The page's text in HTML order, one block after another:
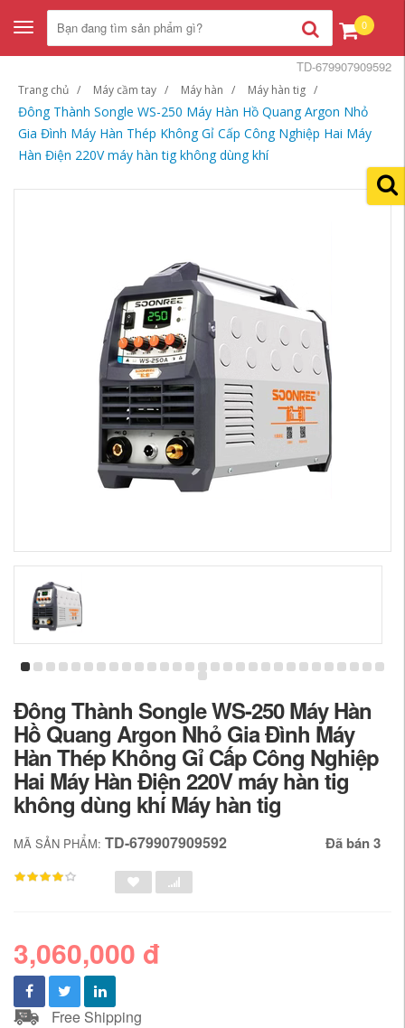
Toggle
navigation
0
Trang chủ Máy cầm tay Máy hàn Máy hàn tig
Đông Thành Songle WS-250 Máy Hàn Hồ Quang Argon Nhỏ
Gia Đình Máy Hàn Thép Không Gỉ Cấp Công Nghiệp Hai Máy
Hàn Điện 220V máy hàn tig không dùng khí
TD-679907909592
Đông Thành Songle WS-250 Máy Hàn
Hồ Quang Argon Nhỏ Gia Đình Máy
Hàn Thép Không Gỉ Cấp Công Nghiệp
Hai Máy Hàn Điện 220V máy hàn tig
không dùng khí Máy hàn tig
MÃ SẢN PHẨM: TD-679907909592 Đã bán 3
3,060,000 đ
Free Shipping